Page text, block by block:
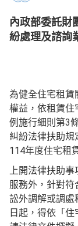
內政部委託財
紛處理及諮詢
為健全住宅租賃
權益，依租賃住
例施行細則第3
糾紛法律扶助
114年度住宅租
上開法律扶助
服務外，針對
訟外調解或調處
日起，得依「